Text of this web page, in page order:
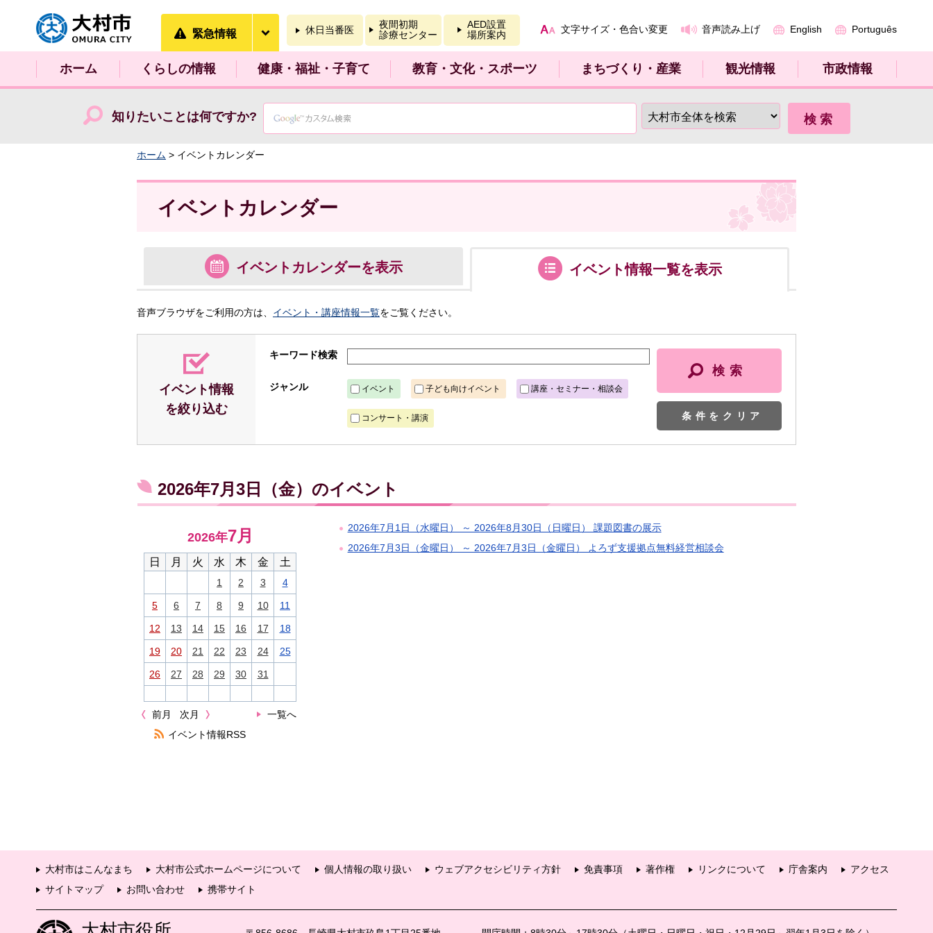
大村市
緊急情報 休日当番医
夜間初期
診療センター
AED設置
場所案内
文字サイズ・色合い変更 音声読み上げ English Português
ホーム くらしの情報 健康・福祉・子育て 教育・文化・スポーツ まちづくり・産業 観光情報 市政情報
知りたいことは何ですか?
ホーム > イベントカレンダー
イベントカレンダー
イベント カレンダーを表示 イベント情報一覧を表示
音声ブラウザをご利用の方は、 イベント・講座情報一覧をご覧ください。
イベント情報
を絞り込む
キーワード検索
ジャンル イベント 子ども向けイベント 講座・セミナー・相談会
コンサート・講演 条件をクリア
2026年7月3日（金）のイベント
2026年7月
日 月 火 水 木 金 土
1 2 3 4
5 6 7 8 9 10 11
12 13 14 15 16 17 18
19 20 21 22 23 24 25
26 27 28 29 30 31
前月 一覧へ
次月
イベント情報RSS
2026年7月1日（水曜日） ～ 2026年8月30日（日曜日） 課題図書の展示
2026年7月3日（金曜日） ～ 2026年7月3日（金曜日） よろず支援拠点無料経営相談会
大村市はこんなまち 大村市公式ホームページについて 個人情報の取り扱い ウェブアクセシビリティ方針 免責事項 著作権 リンクについて 庁舎案内
アクセス
サイトマップ
お問い合わせ 携帯サイト